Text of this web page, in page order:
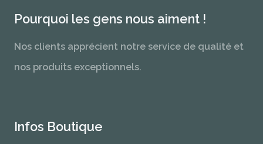
Pourquoi les gens nous aiment !
Nos clients apprécient notre service de qualité et
nos produits exceptionnels.
Infos Boutique